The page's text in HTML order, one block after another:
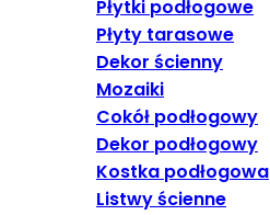
Płytki podłogowe
Płyty tarasowe
Dekor ścienny
Mozaiki
Cokół podłogowy
Dekor podłogowy
Kostka podłogowa
Listwy ścienne